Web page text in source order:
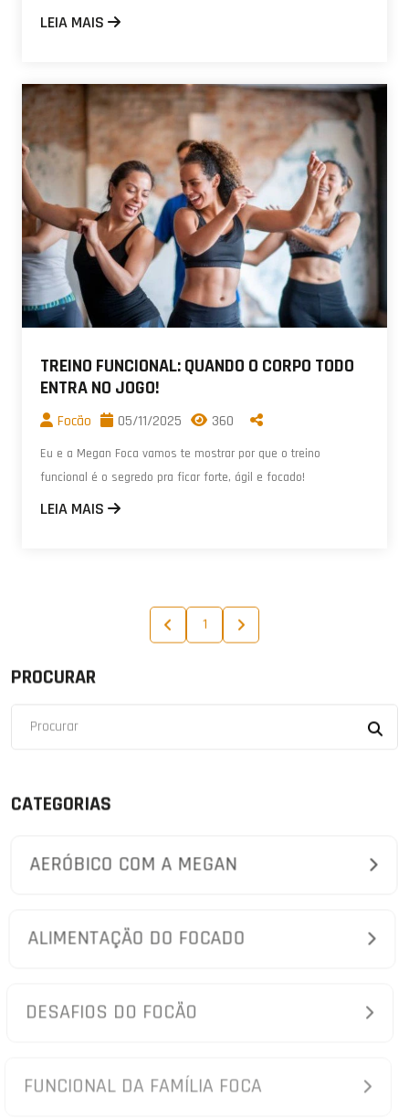
LEIA MAIS
TREINO FUNCIONAL: QUANDO O CORPO TODO
ENTRA NO JOGO!
Focão 05/11/2025 360
Eu e a Megan Foca vamos te mostrar por que o treino
funcional é o segredo pra ficar forte, ágil e focado!
LEIA MAIS
1
PROCURAR
CATEGORIAS
AERÓBICO COM A MEGAN
ALIMENTAÇÃO DO FOCADO
DESAFIOS DO FOCÃO
FUNCIONAL DA FAMÍLIA FOCA